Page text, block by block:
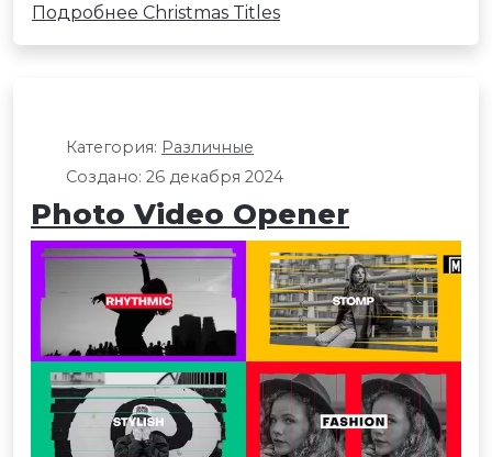
Подробнее Christmas Titles
Категория: Различные
Создано: 26 декабря 2024
Photo Video Opener